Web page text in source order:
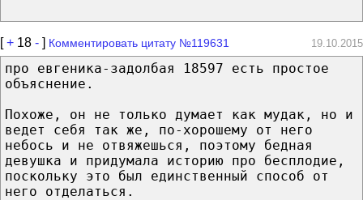
[+ 18 - ] Комментировать цитату №119631 19.10.2015
про евгеника-задолбая 18597 есть простое
объяснение.
Похоже, он не только думает как мудак, но и
ведет себя так же, по-хорошему от него
небось и не отвяжешься, поэтому бедная
девушка и придумала историю про бесплодие,
поскольку это был единственный способ от
него отделаться.